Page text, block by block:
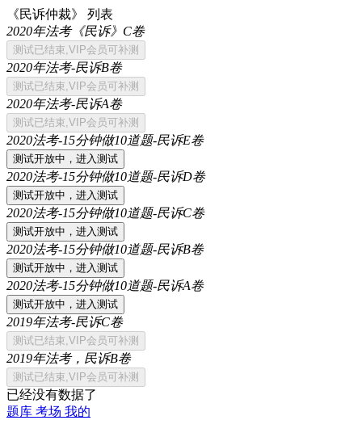
《民诉仲裁》 列表
2020年法考《民诉》C卷
2020年法考-民诉B卷
2020年法考-民诉A卷
2020法考-15分钟做10道题-民诉E卷
2020法考-15分钟做10道题-民诉D卷
2020法考-15分钟做10道题-民诉C卷
2020法考-15分钟做10道题-民诉B卷
2020法考-15分钟做10道题-民诉A卷
2019年法考-民诉C卷
2019年法考，民诉B卷
已经没有数据了
题库 考场 我的